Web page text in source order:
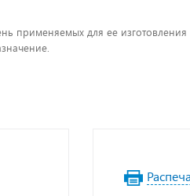
применяемых для ее